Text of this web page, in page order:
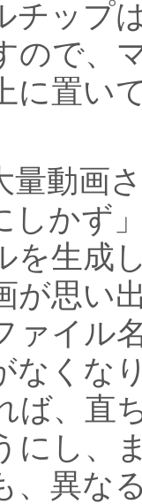
チップ
ので、
に置い
量動画
しかず
を生成
が思い
ァイル
なくな
ば、直
にし、
、異な